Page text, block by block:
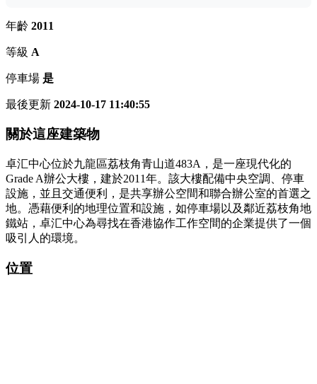
年齡 2011
等級 A
停車場 是
最後更新 2024-10-17 11:40:55
關於這座建築物
卓汇中心位於九龍區荔枝角青山道483A，是一座現代化的
Grade A辦公大樓，建於2011年。該大樓配備中央空調、停車
設施，並且交通便利，是共享辦公空間和聯合辦公室的首選之
地。憑藉便利的地理位置和設施，如停車場以及鄰近荔枝角地
鐵站，卓汇中心為尋找在香港協作工作空間的企業提供了一個
吸引人的環境。
位置